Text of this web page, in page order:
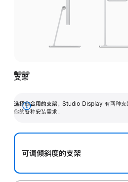
支架
选择你合用的支架。 Studio Display 有两种支
你的各种安装需求。
展
可调倾斜度的支架